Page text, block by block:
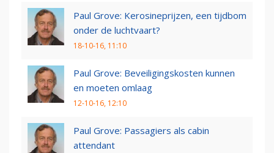
Paul Grove: Kerosineprijzen, een tijdbom
onder de luchtvaart?
18-10-16, 11:10
Paul Grove: Beveiligingskosten kunnen
en moeten omlaag
12-10-16, 12:10
Paul Grove: Passagiers als cabin
attendant